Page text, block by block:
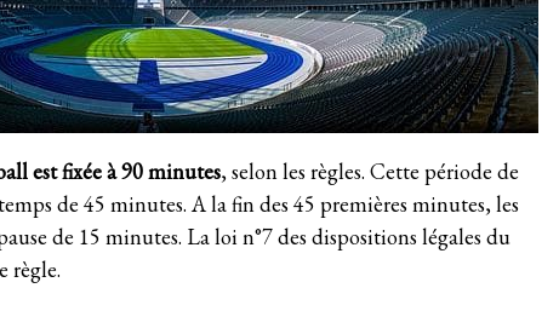
est fixée à 90 minutes, selon les règles. Cette période de
de 45 minutes. A la fin des 45 premières minutes, les
de 15 minutes. La loi n°7 des dispositions légales du
règle.